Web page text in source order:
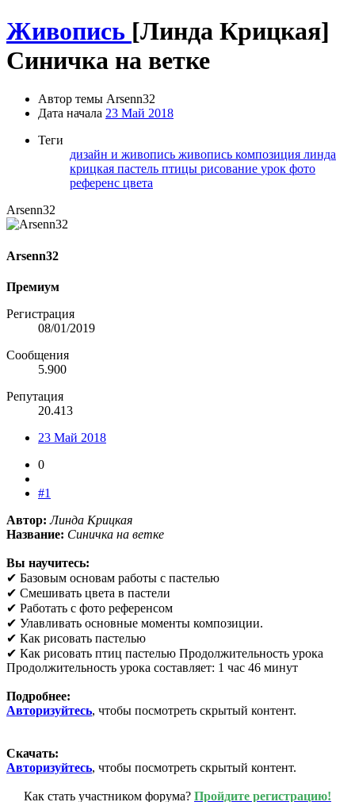
Живопись [Линда Крицкая]
Синичка на ветке
Автор темы Arsenn32
Дата начала 23 Май 2018
Теги
дизайн и живопись живопись композиция линда
крицкая пастель птицы рисование урок фото
референс цвета
Arsenn32
Arsenn32
Премиум
Регистрация
08/01/2019
Сообщения
5.900
Репутация
20.413
23 Май 2018
0
#1
Автор: Линда Крицкая
Название: Синичка на ветке
Вы научитесь:
✔ Базовым основам работы с пастелью
✔ Смешивать цвета в пастели
✔ Работать с фото референсом
✔ Улавливать основные моменты композиции.
✔ Как рисовать пастелью
✔ Как рисовать птиц пастелью Продолжительность урока
Продолжительность урока составляет: 1 час 46 минут
Подробнее:
Авторизуйтесь, чтобы посмотреть скрытый контент.
Скачать:
Авторизуйтесь, чтобы посмотреть скрытый контент.
Как стать участником форума? Пройдите регистрацию!